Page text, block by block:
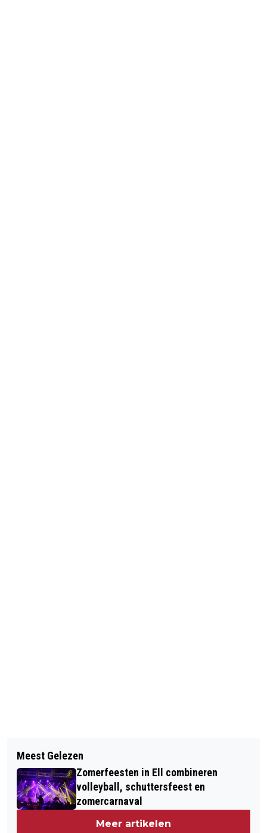
MEERDERE AANRIJDINGEN OP N280
BIJ KELPEN-OLER
STAP BINNEN IN DE WERKELIJKHEID
VAN UITBUITING
Meest Gelezen
Zomerfeesten in Ell combineren
volleyball, schuttersfeest en
zomercarnaval
Meer artikelen